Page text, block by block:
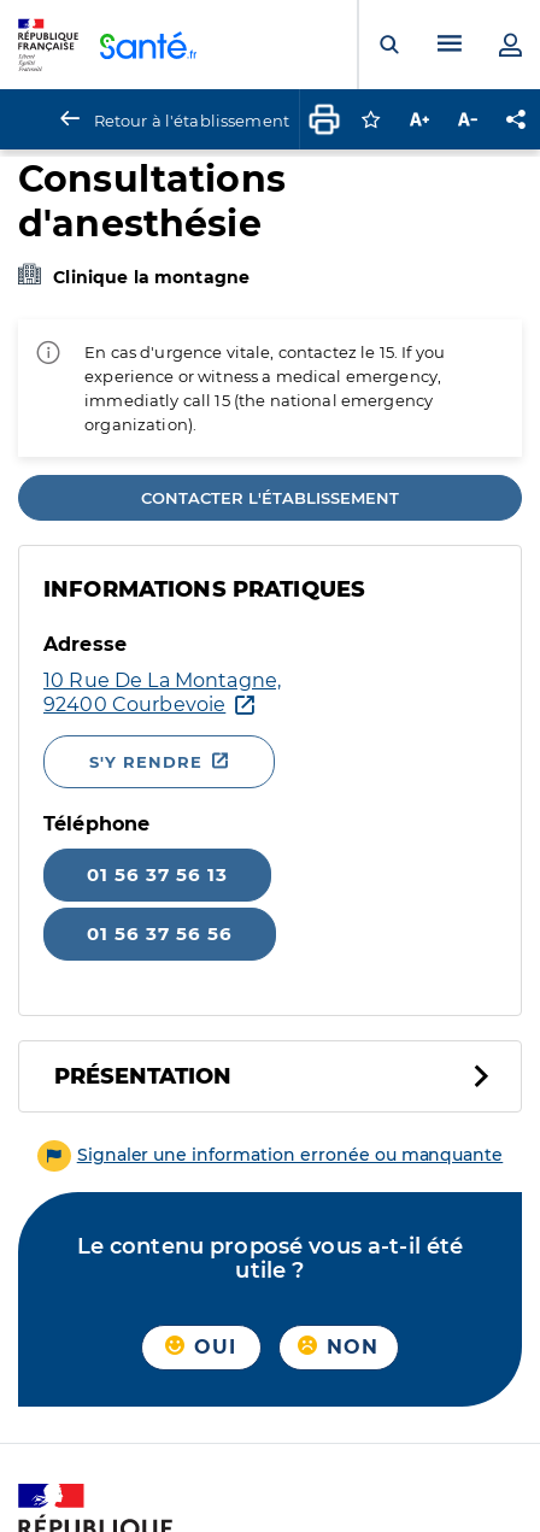
Ouvrir laMenu
Retour à l'établissement Connectez-vous
Augmenter la
Consultations
d'anesthésie
Clinique la montagne
En cas d'urgence vitale, contactez le 15. If you
experience or witness a medical emergency,
immediatly call 15 (the national emergency
organization).
CONTACTER L'ÉTABLISSEMENT
INFORMATIONS PRATIQUES
Adresse
10 Rue De La Montagne,
92400 Courbevoie
S'Y RENDRE
Téléphone
01 56 37 56 13
01 56 37 56 56
PRÉSENTATION
Signaler une information erronée ou manquante
Le contenu proposé vous a-t-il été
utile ?
OUI NON